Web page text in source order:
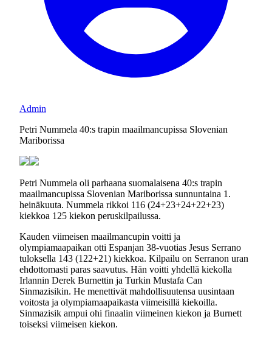
Admin
Petri Nummela 40:s trapin maailmancupissa Slovenian
Mariborissa
Petri Nummela oli parhaana suomalaisena 40:s trapin
maailmancupissa Slovenian Mariborissa sunnuntaina 1.
heinäkuuta. Nummela rikkoi 116 (24+23+24+22+23)
kiekkoa 125 kiekon peruskilpailussa.
Kauden viimeisen maailmancupin voitti ja
olympiamaapaikan otti Espanjan 38-vuotias Jesus Serrano
tuloksella 143 (122+21) kiekkoa. Kilpailu on Serranon uran
ehdottomasti paras saavutus. Hän voitti yhdellä kiekolla
Irlannin Derek Burnettin ja Turkin Mustafa Can
Sinmazisikin. He menettivät mahdollisuutensa uusintaan
voitosta ja olympiamaapaikasta viimeisillä kiekoilla.
Sinmazisik ampui ohi finaalin viimeinen kiekon ja Burnett
toiseksi viimeisen kiekon.